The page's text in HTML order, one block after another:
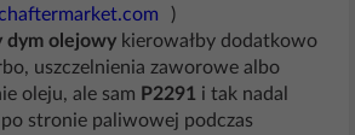
)
dym olejowy kierowałby dodatkowo
uszczelnienia zaworowe albo
oleju, ale sam P2291 i tak nadal
stronie paliwowej podczas